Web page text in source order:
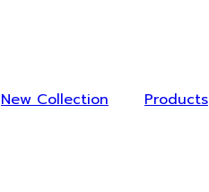
New Collection Products